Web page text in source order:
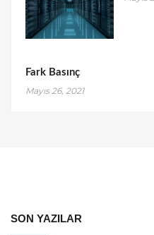
Fark Basınç
Mayıs 26, 2021
SON YAZILAR